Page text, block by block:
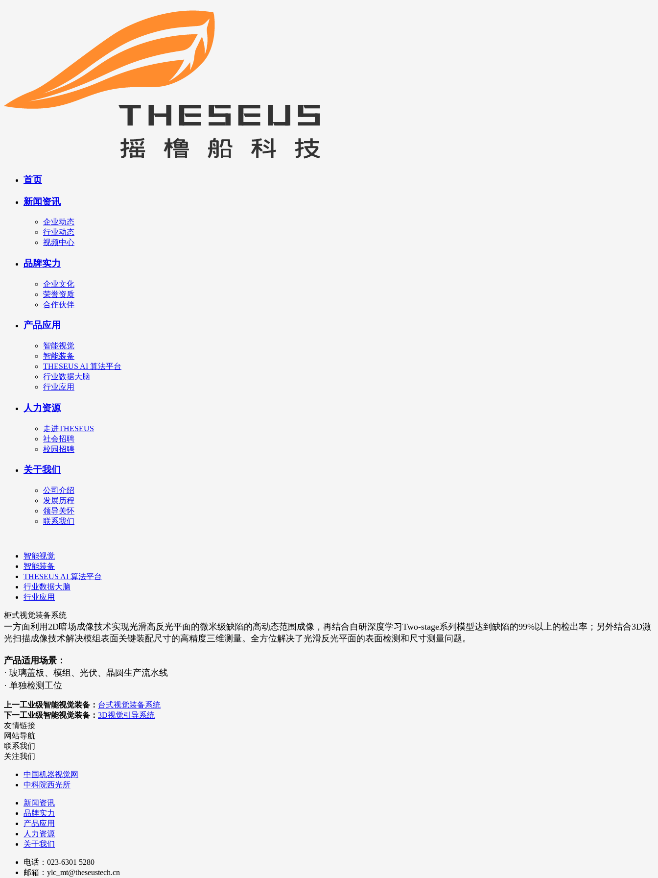
首页
新闻资讯
企业动态
行业动态
视频中心
品牌实力
企业文化
荣誉资质
合作伙伴
产品应用
智能视觉
智能装备
THESEUS AI 算法平台
行业数据大脑
行业应用
人力资源
走进THESEUS
社会招聘
校园招聘
关于我们
公司介绍
发展历程
领导关怀
联系我们
智能视觉
智能装备
THESEUS AI 算法平台
行业数据大脑
行业应用
柜式视觉装备系统
一方面利用2D暗场成像技术实现光滑高反光平面的微米级缺陷的高动态范围成像，再结合自研深度学习Two-stage系列模型达到缺陷的99%以上的检出率；另外结合3D激
光扫描成像技术解决模组表面关键装配尺寸的高精度三维测量。全方位解决了光滑反光平面的表面检测和尺寸测量问题。
产品适用场景：
· 玻璃盖板、模组、光伏、晶圆生产流水线
· 单独检测工位
上一工业级智能视觉装备： 台式视觉装备系统
下一工业级智能视觉装备： 3D视觉引导系统
友情链接
网站导航
联系我们
关注我们
中国机器视觉网
中科院西光所
新闻资讯
品牌实力
产品应用
人力资源
关于我们
电话：023-6301 5280
邮箱：ylc_mt@theseustech.cn